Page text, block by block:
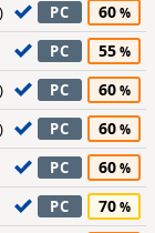
) PC 60
PC 55
) PC 60
) PC 60
PC 60
PC 70